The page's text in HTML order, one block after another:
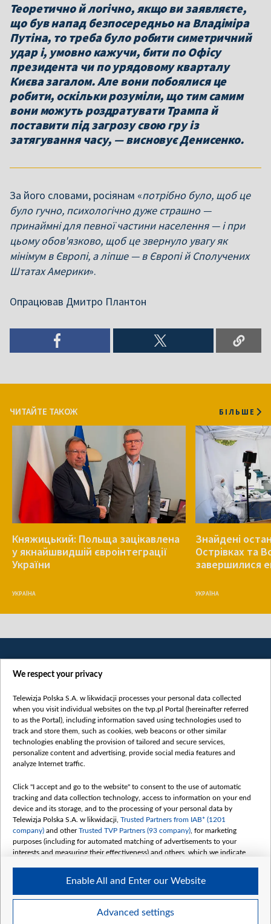
Теоретично й логічно, якщо ви заявляєте,
що був напад безпосередньо на Владіміра
Путіна, то треба було робити симетричний
удар і, умовно кажучи, бити по Офісу
президента чи по урядовому кварталу
Києва загалом. Але вони побоялися це
робити, оскільки розуміли, що тим самим
вони можуть роздратувати Трампа й
поставити під загрозу свою гру із
затягування часу, — висновує Денисенко.
За його словами, росіянам «потрібно було, щоб це
було гучно, психологічно дуже страшно —
принаймні для певної частини населення — і при
цьому обов'язково, щоб це звернуло увагу як
мінімум в Європі, а ліпше — в Європі й Сполучених
Штатах Америки».
Опрацював Дмитро Плантон
ЧИТАЙТЕ ТАКОЖ БІЛЬШЕ
Княжицький: Польща зацікавлена
у якнайшвидшій євроінтеграції
України
УКРАЇНА
Знайдені
Острівках та
завершилися
УКРАЇНА
Категорії
Новини
Докладно
Погляд
Цікаво
Slawa.tv
Про нас
Контакти
Правила використання матеріалів
Обробка даних
We respect your privacy
Telewizja Polska S.A. w likwidacji processes your personal data collected
when you visit individual websites on the tvp.pl Portal (hereinafter referred
to as the Portal), including information saved using technologies used to
track and store them, such as cookies, web beacons or other similar
technologies enabling the provision of tailored and secure services,
personalize content and advertising, provide social media features and
analyze Internet traffic.
Click "I accept and go to the website" to consent to the use of automatic
tracking and data collection technology, access to information on your end
device and its storage, and to the processing of your personal data by
Telewizja Polska S.A. w likwidacji, Trusted Partners from IAB* (1201
company) and otherTrusted TVP Partners (93 company) , for marketing
purposes (including for automated matching of advertisements to your
interests and measuring their effectiveness) and others, which we indicate
The purposes of processing your data by TVP S.A. w likwidacji are as
follows:
Use limited data to select advertising
Advanced settings
Enable All and Enter our Website